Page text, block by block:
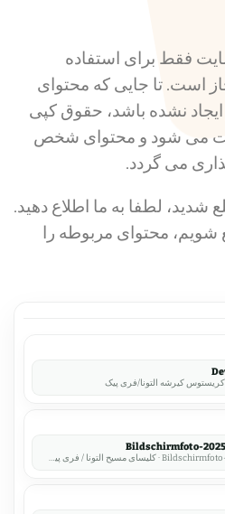
فقط برای استفاده
است. تا جایی که محتوای
نشده باشد، حقوق کپی
می شود و محتوای شخص
می گردد.
لطفا به ما اطلاع دهید.
شویم، محتوای مربوطه را
Bildschirmfoto-
Bildschirmfoto-2025-03-07-um-07.20.37.png · کلیسای مسیح آلتونا / فری پیک